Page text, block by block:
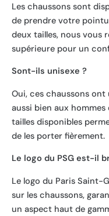
Les chaussons sont
de prendre votre
deux tailles, nous vous
supérieure pour un
Sont-ils unisexe ?
Oui, ces chaussons
aussi bien aux hommes
tailles disponibles
de les porter fièrement.
Le logo du PSG est-il
Le logo du Paris Saint-
sur les chaussons,
un aspect haut de